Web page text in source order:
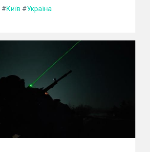
#Київ #Україна